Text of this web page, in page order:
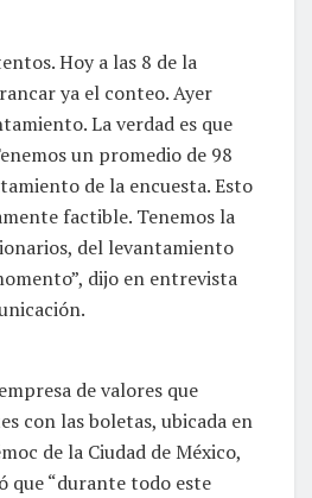
Hoy a las 8 de la
ya el conteo. Ayer
La verdad es que
un promedio de 98
de la encuesta. Esto
factible. Tenemos la
del levantamiento
dijo en entrevista
de valores que
con las boletas, ubicada en
de la Ciudad de México,
que “durante todo este